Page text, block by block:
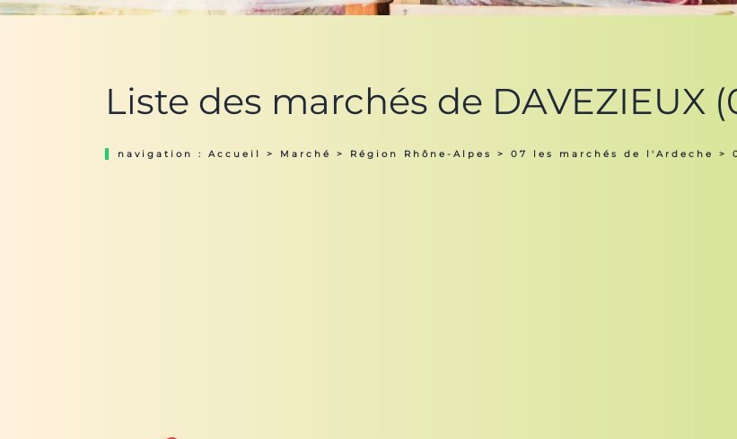
Liste des marchés de DAVEZIEUX
navigation : Accueil > Marché > Région Rhône-Alpes > 07 les marchés de l'Ardeche >